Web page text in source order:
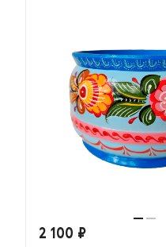
2 100 ₽